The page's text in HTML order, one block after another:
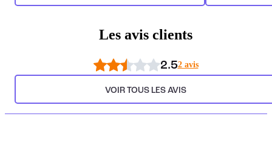
Les avis clients
2.52 avis
VOIR TOUS LES AVIS